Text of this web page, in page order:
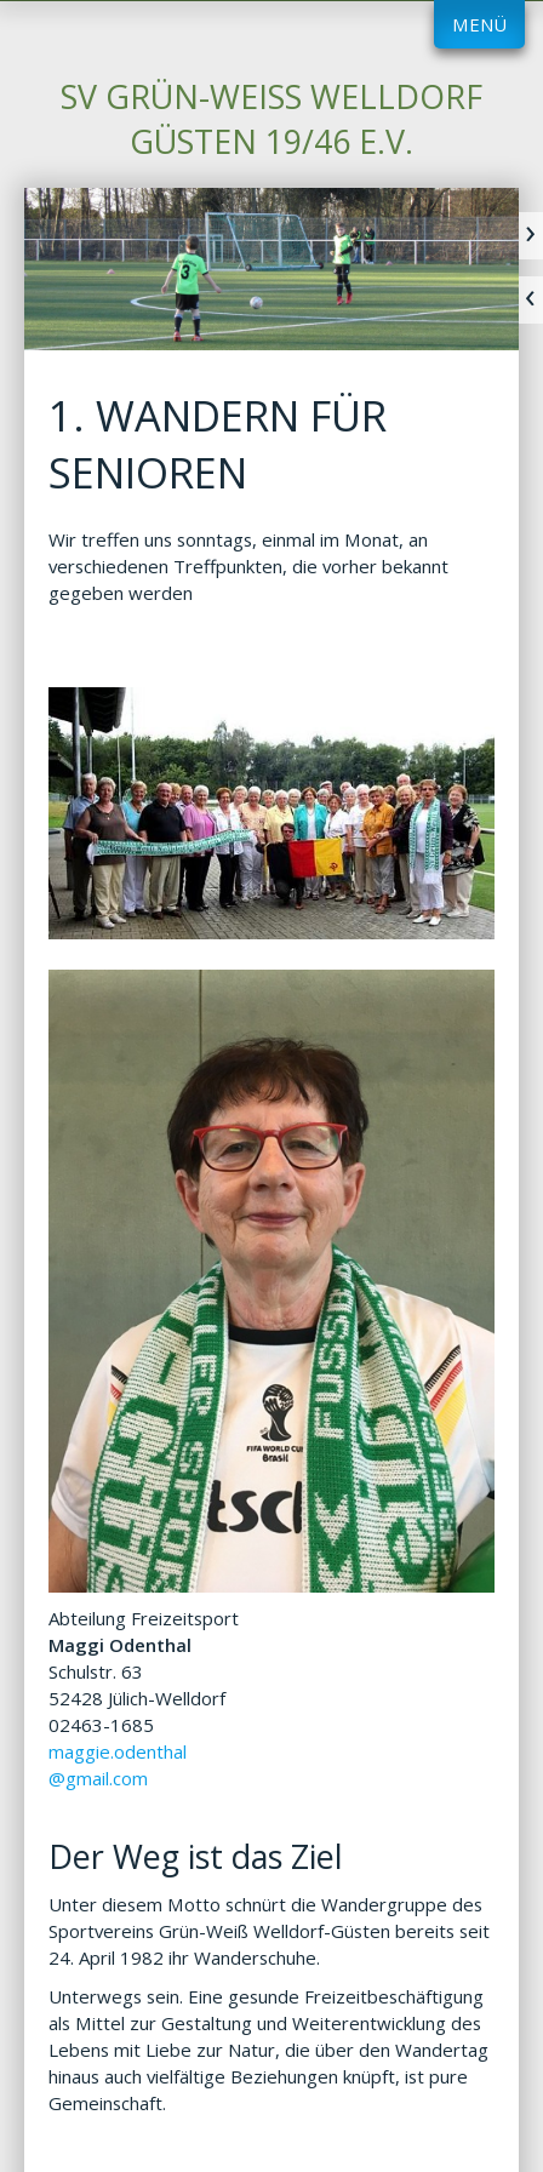
MENÜ
SV GRÜN-WEISS WELLDORF G
ÜSTEN 19/46 E.V.
1. WANDERN FÜR
SENIOREN
Wir treffen uns sonntags, einmal im Monat, an
verschiedenen Treffpunkten, die vorher bekannt
gegeben werden
Abteilung Freizeitsport
Maggi Odenthal
Schulstr. 63
52428 Jülich-Welldorf
02463-1685
maggie.odenthal
@gmail.com
Der Weg ist das Ziel
Unter diesem Motto schnürt die Wandergruppe des
Sportvereins Grün-Weiß Welldorf-Güsten bereits seit
24. April 1982 ihr Wanderschuhe.
Unterwegs sein. Eine gesunde Freizeitbeschäftigung
als Mittel zur Gestaltung und Weiterentwicklung des
Lebens mit Liebe zur Natur, die über den Wandertag
hinaus auch vielfältige Beziehungen knüpft, ist pure
Gemeinschaft.